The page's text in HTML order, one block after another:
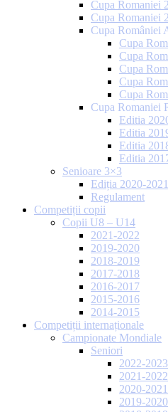
Cupa Romaniei
Cupa Romaniei
Cupa României
Cupa
Cupa
Cupa
Cupa
Cupa
Cupa Romaniei
Editia
Editia
Editia
Editia
Senioare 3×3
Ediția 2020-2021
Regulament
Competiții copii
Copii U8 – U14
2021-2022
2019-2020
2018-2019
2017-2018
2016-2017
2015-2016
2014-2015
Competiții internaționale
Campionate Mondiale
Seniori
2022-2023
2021-2022
2020-2021
2019-2020